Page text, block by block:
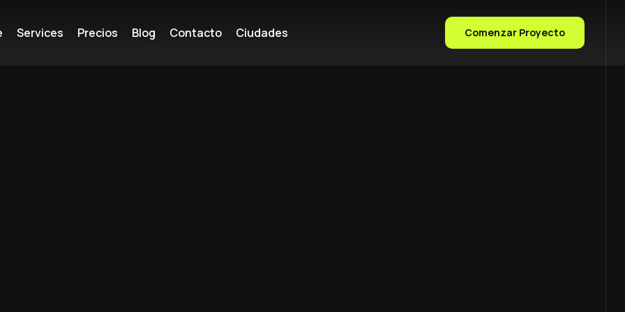
Services Precios Blog Contacto Ciudades Comenzar Proyecto